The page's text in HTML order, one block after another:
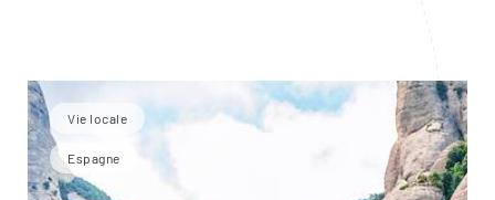
Vie locale
Espagne